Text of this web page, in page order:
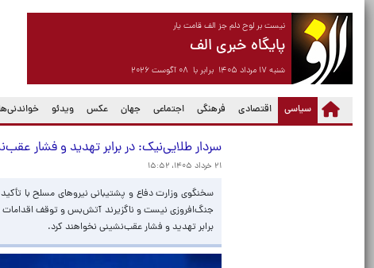
نیست بر لوح دلم جز الف قامت یار
پایگاه خبری الف
شنبه ۱۷ مرداد ۱۴۰۵ برابر با ۰۸ آگوست ۲۰۲۶
سیاسی
(current) اقتصادی فرهنگی اجتماعی جهان عکس ویدئو
سردار طلایی‌نیک: در برابر تهدید و فشار
۲۱ خرداد ۱۴۰۵، ۱۵:۵۲
سخنگوی وزارت دفاع و پشتیبانی نیروهای مسلح با
جنگ‌افروزی نیست و ناگزیرند آتش‌بس و توقف اقدامات
برابر تهدید و فشار عقب‌نشینی نخواهند کرد.